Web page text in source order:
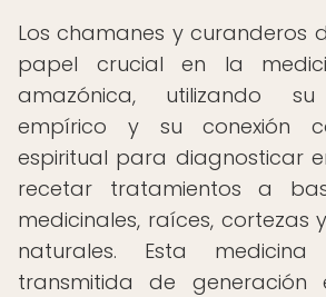
Los chamanes y curanderos
papel crucial en la
amazónica, utilizando su
empírico y su conexión
espiritual para diagnosticar
recetar tratamientos a
medicinales, raíces, cortezas
naturales. Esta
transmitida de generación